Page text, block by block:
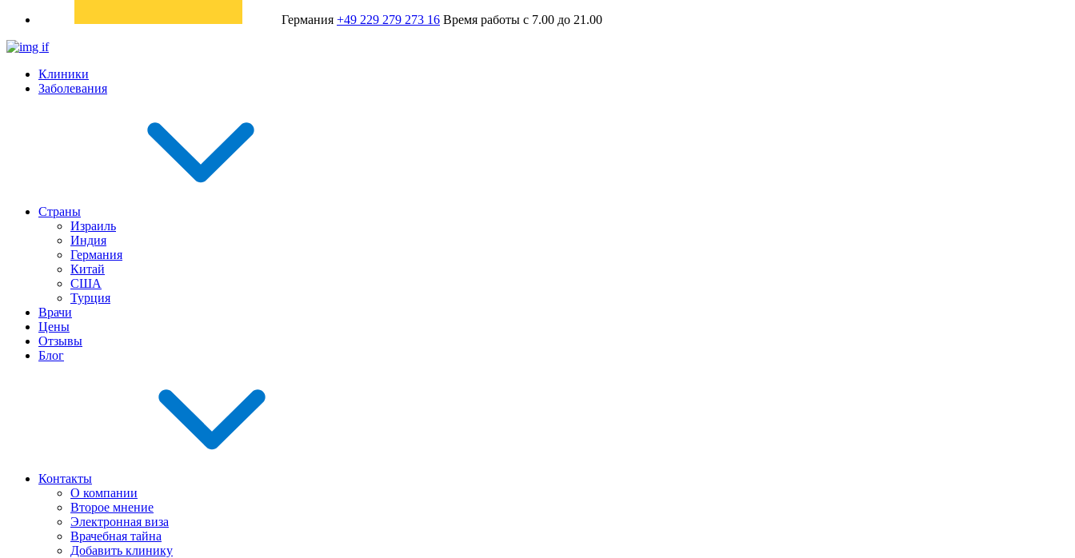
Германия +49 229 279 273 16 Время работы с 7.00 до 21.00
Клиники
Заболевания
Страны
Израиль
Индия
Германия
Китай
США
Турция
Врачи
Цены
Отзывы
Блог
Контакты
О компании
Второе мнение
Электронная виза
Врачебная тайна
Добавить клинику